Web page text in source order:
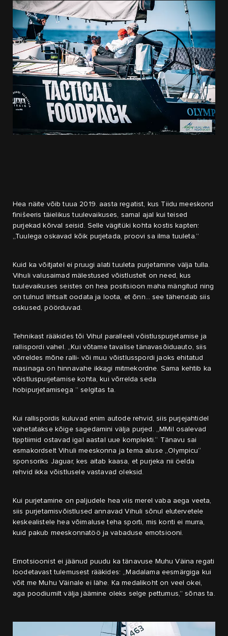
Hea näite võib tuua 2019. aasta regatist, kus Tiidu meeskond
finišeeris täielikus tuulevaikuses, samal ajal kui teised
purjekad kõrval seisid. Selle vägitüki kohta kostis kapten:
„Tuulega oskavad kõik purjetada, proovi sa ilma tuuleta.”
Kuid ka võitjatel ei pruugi alati tuuleta purjetamine välja tulla.
Vihuli valusaimad mälestused võistlustelt on need, kus
tuulevaikuses seistes on hea positsioon maha mängitud ning
on tulnud lihtsalt oodata ja loota, et õnn… see tähendab siis
oskused, pöörduvad.
Tehnikast rääkides tõi Vihul paralleeli võistluspurjetamise ja
rallispordi vahel. „Kui võtame tavalise tänavasõiduauto, siis
võrreldes mõne ralli- või muu võistlusspordi jaoks ehitatud
masinaga on hinnavahe ikkagi mitmekordne. Sama kehtib ka
võistluspurjetamise kohta, kui võrrelda seda
hobipurjetamisega ” selgitas ta.
Kui rallispordis kuluvad enim autode rehvid, siis purjejahtidel
vahetatakse kõige sagedamini välja purjed. „MMil osalevad
tipptiimid ostavad igal aastal uue komplekti.“ Tänavu sai
esmakordselt Vihuli meeskonna ja tema aluse „Olympicu“
sponsoriks Jaguar, kes aitab kaasa, et purjeka nii öelda
rehvid ikka võistlusele vastavad oleksid.
Kui purjetamine on paljudele hea viis merel vaba aega veeta,
siis purjetamisvõistlused annavad Vihuli sõnul elutervetele
keskealistele hea võimaluse teha sporti, mis konti ei murra,
kuid pakub meeskonnatöö ja vabaduse emotsiooni.
Emotsioonist ei jäänud puudu ka tänavuse Muhu Väina regati
loodetavast tulemusest rääkides: „Madalama eesmärgiga kui
võit me Muhu Väinale ei lähe. Ka medalikoht on veel okei,
aga poodiumilt välja jäämine oleks selge pettumus,” sõnas ta.